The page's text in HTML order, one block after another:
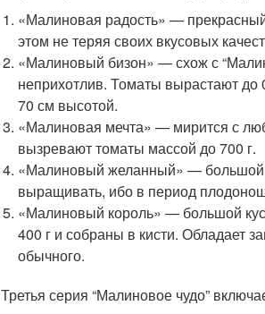
«Малиновая радость» —
этом не теряя своих вкусовых
«Малиновый бизон» — схож с
неприхотлив. Томаты вырастают
70 см высотой.
«Малиновая мечта» — мирится с
вызревают томаты массой до 700 г.
«Малиновый желанный» — большой
выращивать, ибо в период
«Малиновый король» — большой
400 г и собраны в кисти. Обладает
обычного.
Третья серия “Малиновое чудо”